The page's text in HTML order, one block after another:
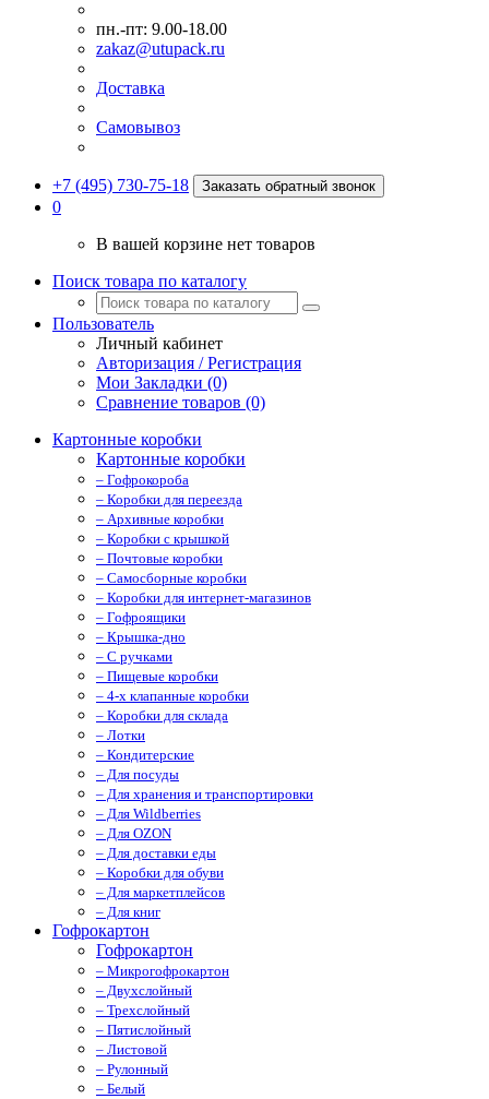
пн.-пт: 9.00-18.00
zakaz@utupack.ru
Доставка
Самовывоз
+7 (495) 730-75-18 Заказать обратный звонок
0
В вашей корзине нет товаров
Поиск товара по каталогу
Пользователь
Личный кабинет
Авторизация / Регистрация
Мои Закладки (0)
Сравнение товаров (0)
Картонные коробки
Картонные коробки
– Гофрокороба
– Коробки для переезда
– Архивные коробки
– Коробки с крышкой
– Почтовые коробки
– Самосборные коробки
– Коробки для интернет-магазинов
– Гофроящики
– Крышка-дно
– С ручками
– Пищевые коробки
– 4-х клапанные коробки
– Коробки для склада
– Лотки
– Кондитерские
– Для посуды
– Для хранения и транспортировки
– Для Wildberries
– Для OZON
– Для доставки еды
– Коробки для обуви
– Для маркетплейсов
– Для книг
Гофрокартон
Гофрокартон
– Микрогофрокартон
– Двухслойный
– Трехслойный
– Пятислойный
– Листовой
– Рулонный
– Белый